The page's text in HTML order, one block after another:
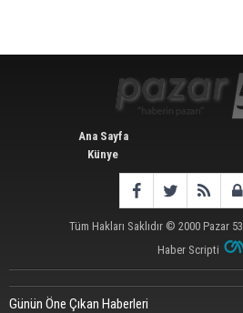
Ana Sayfa
Künye
Tüm Hakları Saklıdır © 2000 Pazar 53
Haber Scripti
Günün Öne Çıkan Haberleri